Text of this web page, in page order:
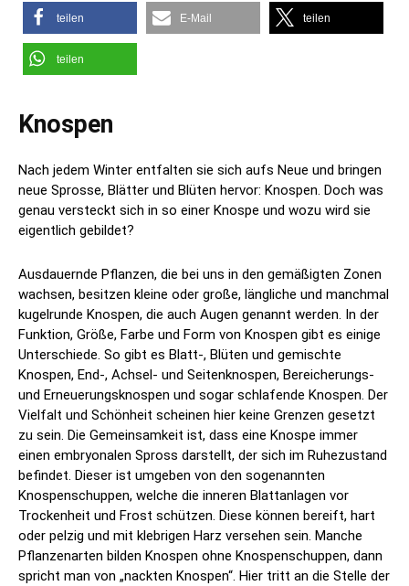
teilen E-Mail teilen
teilen
Knospen
Nach jedem Winter entfalten sie sich aufs Neue und bringen
neue Sprosse, Blätter und Blüten hervor: Knospen. Doch was
genau versteckt sich in so einer Knospe und wozu wird sie
eigentlich gebildet?
Ausdauernde Pflanzen, die bei uns in den gemäßigten Zonen
wachsen, besitzen kleine oder große, längliche und manchmal
kugelrunde Knospen, die auch Augen genannt werden. In der
Funktion, Größe, Farbe und Form von Knospen gibt es einige
Unterschiede. So gibt es Blatt-, Blüten und gemischte
Knospen, End-, Achsel- und Seitenknospen, Bereicherungs-
und Erneuerungsknospen und sogar schlafende Knospen. Der
Vielfalt und Schönheit scheinen hier keine Grenzen gesetzt
zu sein. Die Gemeinsamkeit ist, dass eine Knospe immer
einen embryonalen Spross darstellt, der sich im Ruhezustand
befindet. Dieser ist umgeben von den sogenannten
Knospenschuppen, welche die inneren Blattanlagen vor
Trockenheit und Frost schützen. Diese können bereift, hart
oder pelzig und mit klebrigen Harz versehen sein. Manche
Pflanzenarten bilden Knospen ohne Knospenschuppen, dann
spricht man von „nackten Knospen“. Hier tritt an die Stelle der